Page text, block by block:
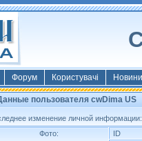
Форум Користувачі Новини
пользователя cwDima US
изменение личной информации:
Фото:
ID